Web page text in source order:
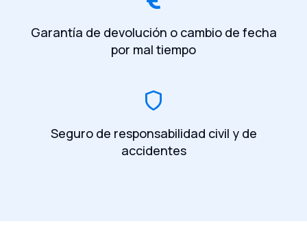
Garantía de devolución o cambio de fecha
por mal tiempo
Seguro de responsabilidad civil y de
accidentes